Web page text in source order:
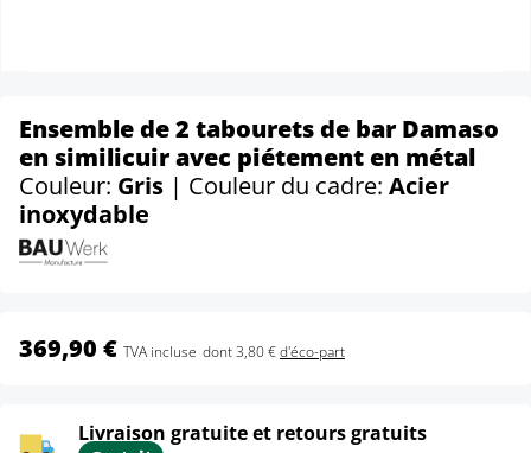
Ensemble de 2 tabourets de bar Damaso
en similicuir avec piétement en métal
Couleur: Gris | Couleur du cadre: Acier
inoxydable
369,90 € TVA incluse dont 3,80 €d'éco-part
Livraison gratuite et retours gratuits